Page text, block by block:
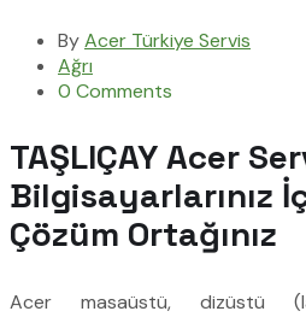
ByAcer Türkiye Servis
Ağrı
0 Comments
TAŞLIÇAY Acer
Bilgisayarlarınız
Çözüm Ortağınız
Acer masaüstü, dizüstü